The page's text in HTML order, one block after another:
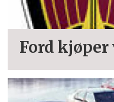
Ford